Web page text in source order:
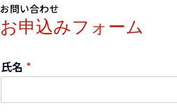
お問い合わせ
お申込みフォーム
氏名 *